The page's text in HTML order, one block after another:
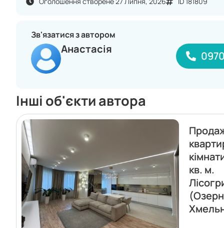
Зв'язатися з автором
Анастасія
Інші об'єкти автора
кв. м.